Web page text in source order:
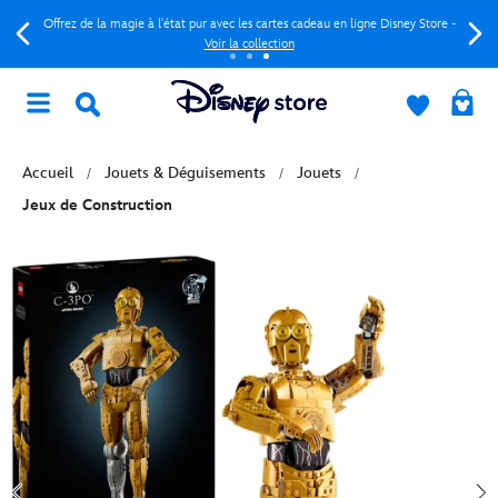
Offrez de la magie à l'état pur avec les cartes cadeau en ligne Disney Store -
Voir la collection
Accueil Jouets & Déguisements
Jouets
Jeux de Construction